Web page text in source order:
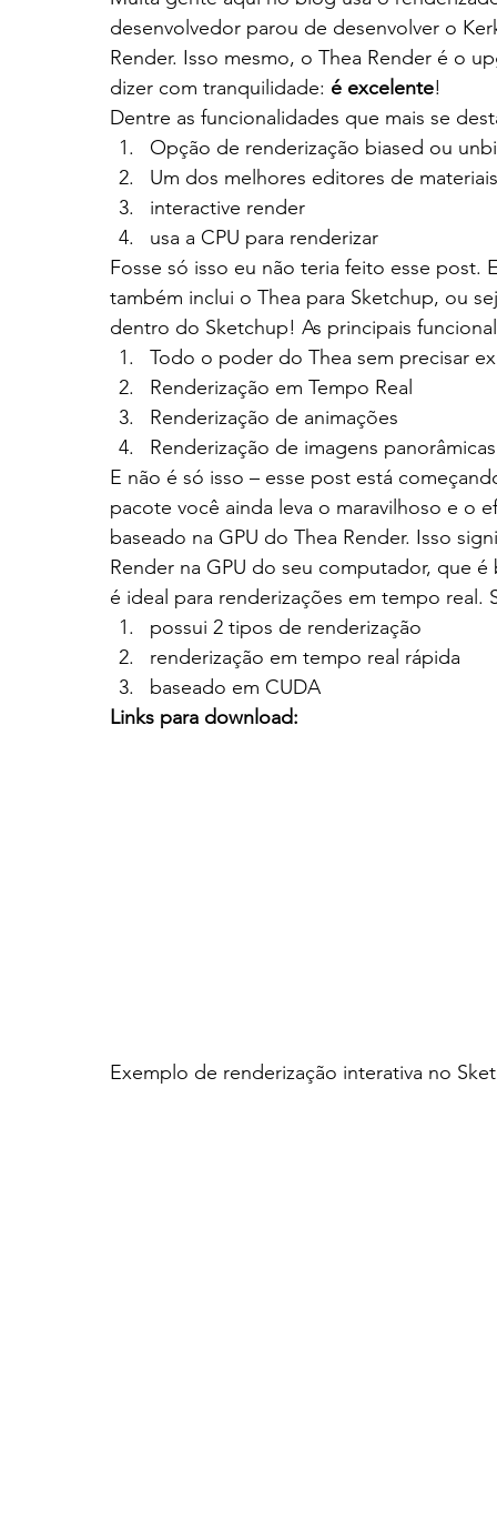
desenvolvedor parou de desenvolver o
Render. Isso mesmo, o Thea Render é o
dizer com tranquilidade: é excelente!
Dentre as funcionalidades que mais se
Opção de renderização biased ou
Um dos melhores editores de
interactive render
usa a CPU para renderizar
Fosse só isso eu não teria feito esse
também inclui o Thea para Sketchup, ou
dentro do Sketchup! As principais
Todo o poder do Thea sem precisar
Renderização em Tempo Real
Renderização de animações
Renderização de imagens panorâmicas
E não é só isso – esse post está
pacote você ainda leva o maravilhoso e o
baseado na GPU do Thea Render. Isso
Render na GPU do seu computador, que
é ideal para renderizações em tempo real.
possui 2 tipos de renderização
renderização em tempo real rápida
baseado em CUDA
Links para download:
Exemplo de renderização interativa no